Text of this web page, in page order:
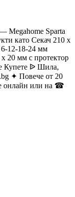
Sparta
като Секач 210 х
6-12-18-24 мм
20 мм с протектор
Купете ᐉ Шила,
✦ Повече от 20
онлайн или на ☎